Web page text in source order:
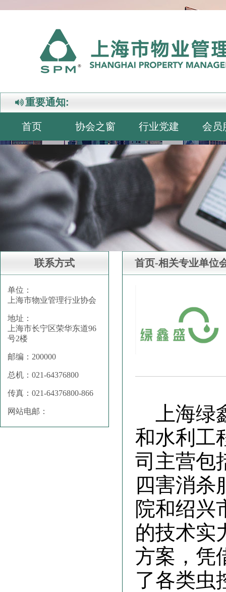
重要通知:
首页 协会之窗 行业党建 会员
联系方式
单位：
上海市物业管理行业协会
地址：
上海市长宁区荣华东道96
号2楼
邮编：200000
总机：021-64376800
传真：021-64376800-866
网站电邮：
首页-相关专业单位
上海绿
和水利工
司主营包
四害消杀
院和绍兴
的技术实
方案，凭
了各类虫